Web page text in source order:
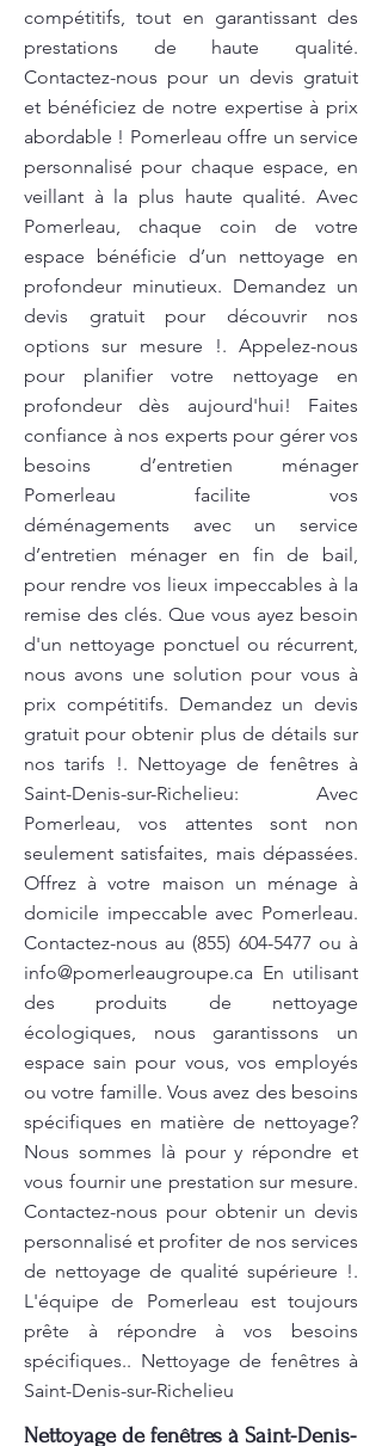
compétitifs, tout en garantissant des
prestations de haute qualité.
Contactez-nous pour un devis gratuit
et bénéficiez de notre expertise à prix
abordable ! Pomerleau offre un service
personnalisé pour chaque espace, en
veillant à la plus haute qualité. Avec
Pomerleau, chaque coin de votre
espace bénéficie d’un nettoyage en
profondeur minutieux. Demandez un
devis gratuit pour découvrir nos
options sur mesure !. Appelez-nous
pour planifier votre nettoyage en
profondeur dès aujourd'hui! Faites
confiance à nos experts pour gérer vos
besoins d’entretien ménager
Pomerleau facilite vos
déménagements avec un service
d’entretien ménager en fin de bail,
pour rendre vos lieux impeccables à la
remise des clés. Que vous ayez besoin
d'un nettoyage ponctuel ou récurrent,
nous avons une solution pour vous à
prix compétitifs. Demandez un devis
gratuit pour obtenir plus de détails sur
nos tarifs !. Nettoyage de fenêtres à
Saint-Denis-sur-Richelieu: Avec
Pomerleau, vos attentes sont non
seulement satisfaites, mais dépassées.
Offrez à votre maison un ménage à
domicile impeccable avec Pomerleau.
Contactez-nous au (855) 604-5477 ou à
info@pomerleaugroupe.ca En utilisant
des produits de nettoyage
écologiques, nous garantissons un
espace sain pour vous, vos employés
ou votre famille. Vous avez des besoins
spécifiques en matière de nettoyage?
Nous sommes là pour y répondre et
vous fournir une prestation sur mesure.
Contactez-nous pour obtenir un devis
personnalisé et profiter de nos services
de nettoyage de qualité supérieure !.
L'équipe de Pomerleau est toujours
prête à répondre à vos besoins
spécifiques.. Nettoyage de fenêtres à
Saint-Denis-sur-Richelieu
Nettoyage de fenêtres à Saint-Denis-